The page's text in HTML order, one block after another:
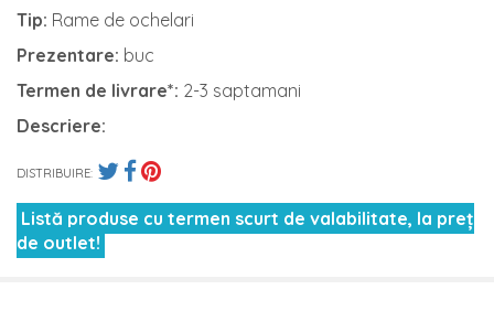
Tip: Rame de ochelari
Prezentare: buc
Termen de livrare*: 2-3 saptamani
Descriere:
DISTRIBUIRE:
Listă produse cu termen scurt de valabilitate, la preț
de outlet!